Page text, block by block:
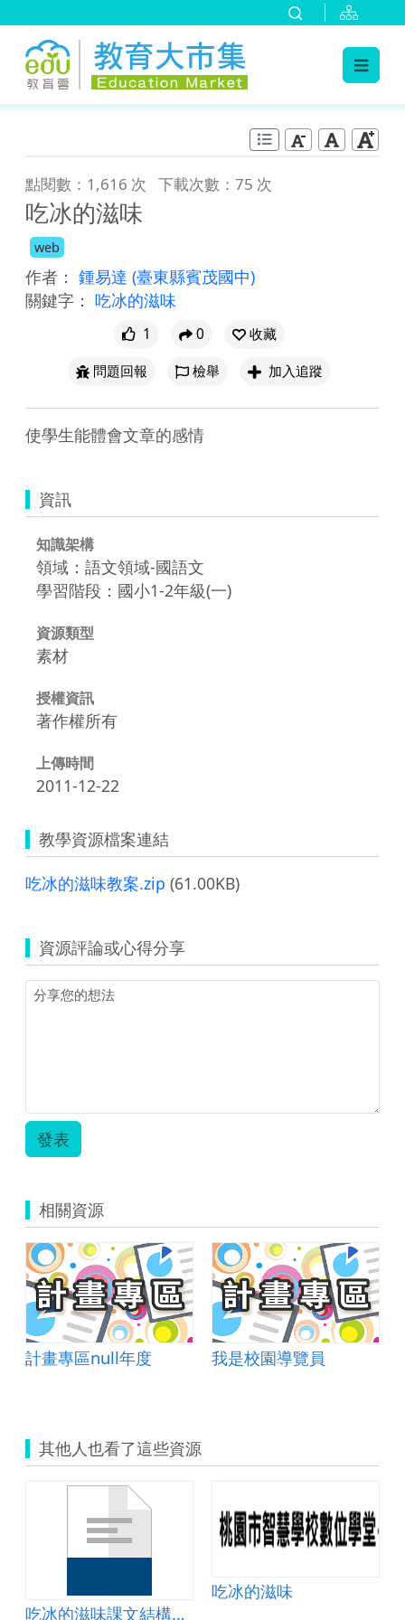
點閱數：1,616 次 下載次數：75 次
吃冰的滋味
web
作者： 鍾易達 (臺東縣賓茂國中)
關鍵字： 吃冰的滋味
1 0
收藏
問題回報
檢舉 加入追蹤
使學生能體會文章的感情
資訊
知識架構
領域：語文領域-國語文
學習階段：國小1-2年級(一)
資源類型
素材
授權資訊
著作權所有
上傳時間
2011-12-22
教學資源檔案連結
吃冰的滋味教案.zip (61.00KB)
資源評論或心得分享
發表
相關資源
計畫專區null年度 我是校園導覽員
其他人也看了這些資源
吃冰的滋味課文結構分析
吃冰的滋味